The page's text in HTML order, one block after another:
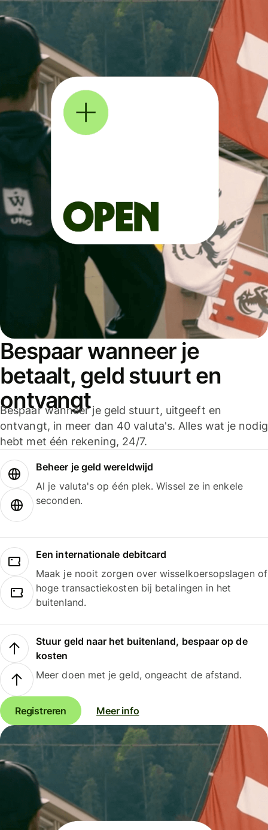
Bespaar wanneer je
betaalt, geld stuurt en
ontvangt
Bespaar wanneer je geld stuurt, uitgeeft en
ontvangt, in meer dan 40 valuta's. Alles wat je nodig
hebt met één rekening, 24/7.
Beheer je geld wereldwijd
Al je valuta's op één plek. Wissel ze in enkele
seconden.
Een internationale debitcard
Maak je nooit zorgen over wisselkoersopslagen of
hoge transactiekosten bij betalingen in het
buitenland.
Stuur geld naar het buitenland, bespaar op de
kosten
Meer doen met je geld, ongeacht de afstand.
Registreren Meer info